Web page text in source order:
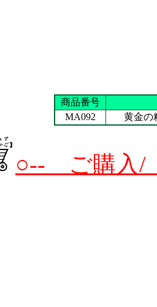
商品番号
MA092
黄金の
○-- ご購入/